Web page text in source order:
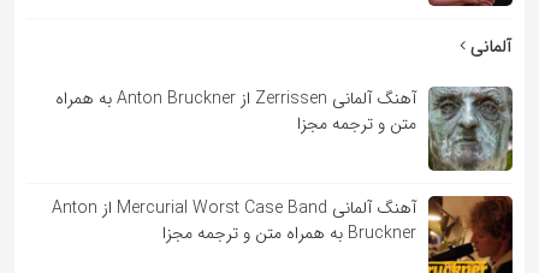
آلمانی
آهنگ آلمانی Zerrissen از Anton Bruckner به همراه
متن و ترجمه مجزا
آهنگ آلمانی Mercurial Worst Case Band از Anton
Bruckner به همراه متن و ترجمه مجزا